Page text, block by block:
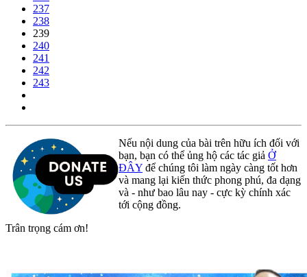
237
238
239
240
241
242
243
Nếu nội dung của bài trên hữu ích đối với
bạn, bạn có thể ủng hộ các tác giả Ở
ĐÂY để chúng tôi làm ngày càng tốt hơn
và mang lại kiến thức phong phú, đa dạng
và - như bao lâu nay - cực kỳ chính xác
tới cộng đồng.
Trân trọng cám ơn!